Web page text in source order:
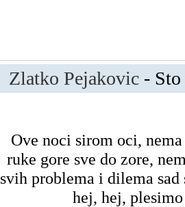
Zlatko Pejakovic- Sto
Ove noci sirom oci,
ruke gore sve do zore,
svih problema i dilema sad
hej, hej, plesimo